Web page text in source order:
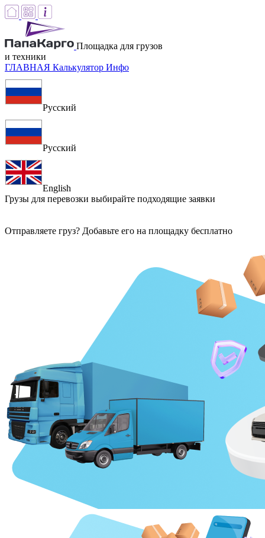
Площадка для грузов
и техники
ГЛАВНАЯ Калькулятор Инфо
Русский
Русский
English
Грузы для перевозки выбирайте подходящие заявки
Отправляете груз? Добавьте его на площадку бесплатно